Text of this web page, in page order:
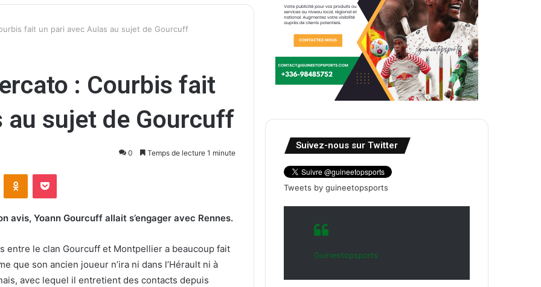
fait un pari avec Aulas au sujet de Gourcuff
: Courbis fait
au sujet de Gourcuff
0 Temps de lecture 1 minute
avis, Yoann Gourcuff allait s’engager avec Rennes.
entre le clan Gourcuff et Montpellier a beaucoup fait
que son ancien joueur n’ira ni dans l’Hérault ni à
avec lequel il entretient des contacts depuis
Suivez-nous sur Twitter
Tweets by guineetopsports
Guineetopsports